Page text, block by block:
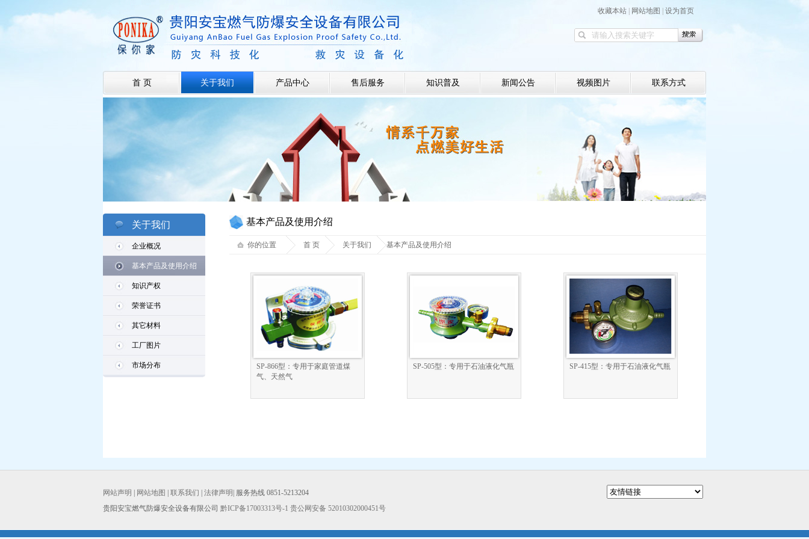
收藏本站 网站地图 设为首页
首 页 关于我们 产品中心 售后服务 知识普及 新闻公告 视频图片 联系方式
关于我们
企业概况
基本产品及使用介绍
知识产权
荣誉证书
其它材料
工厂图片
市场分布
基本产品及使用介绍
你的位置 首 页 关于我们 基本产品及使用介绍
SP-866型：专用于家庭管道煤
气、天然气
SP-505型：专用于石油液化气瓶 SP-415型：专用于石油液化气瓶
网站声明 网站地图 联系我们 法律声明 | 服务热线 0851-5213204
贵阳安宝燃气防爆安全设备有限公司 黔ICP备17003313号-1 贵公网安备 52010302000451号